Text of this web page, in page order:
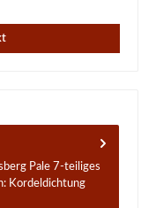
Pale 7-teiliges
Kordeldichtung